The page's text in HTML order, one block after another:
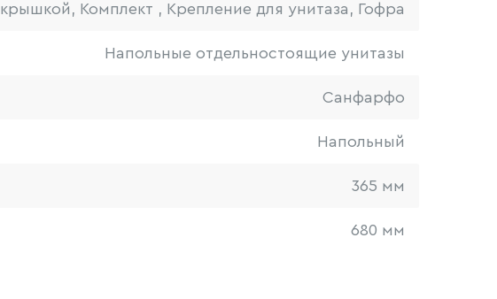
Комплект , Крепление для унитаза, Гофра
Напольные отдельностоящие унитазы
Санфарфо
Напольный
365 мм
680 мм